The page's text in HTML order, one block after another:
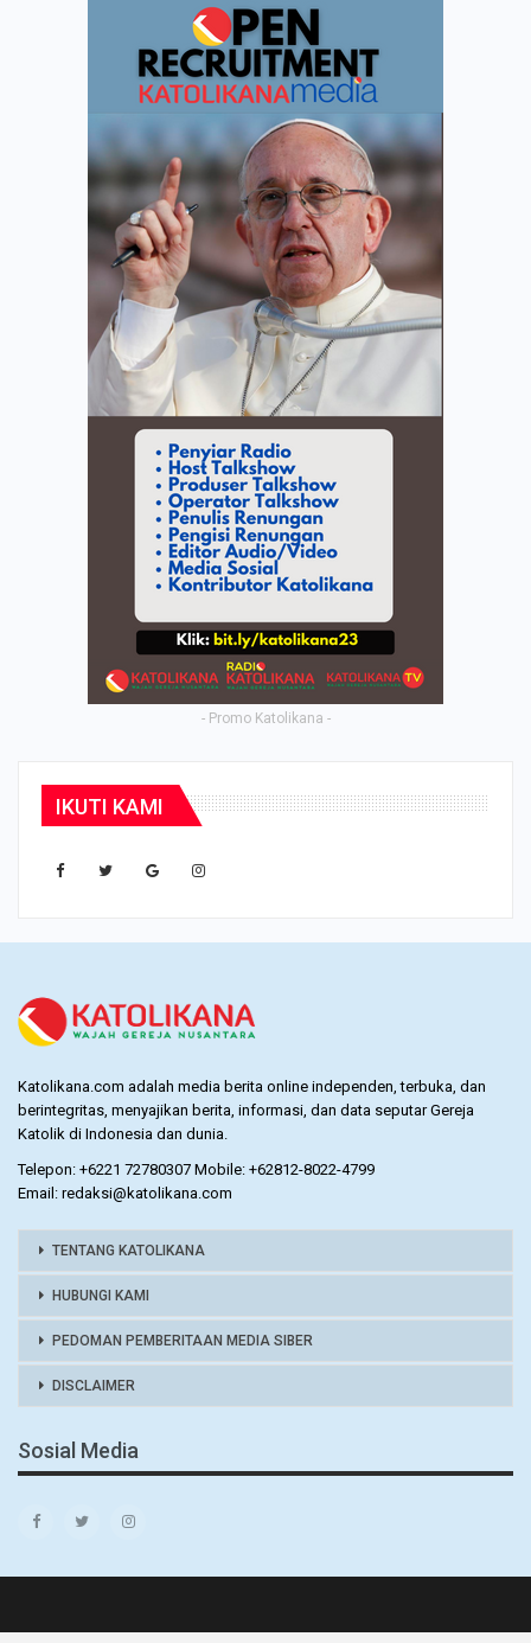
- Promo Katolikana -
IKUTI KAMI
Katolikana.com adalah media berita online independen, terbuka, dan
berintegritas, menyajikan berita, informasi, dan data seputar Gereja
Katolik di Indonesia dan dunia.
Telepon: +6221 72780307 Mobile: +62812-8022-4799
Email: redaksi@katolikana.com
TENTANG KATOLIKANA
HUBUNGI KAMI
PEDOMAN PEMBERITAAN MEDIA SIBER
DISCLAIMER
Sosial Media